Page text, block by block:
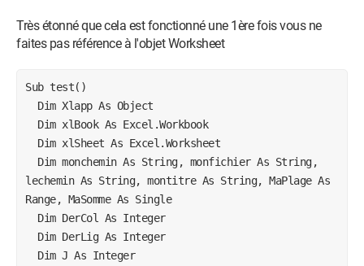
acSpreadsheetTypeExcel12Xml, "Vue_Statistiques",
lechemin, True
DoCmd.Close acForm, "F_STATS"
Set Xlapp = CreateObject("Excel.Application")
Xlapp.Visible = True
Set xlBook = Xlapp.Workbooks.Open(lechemin)
'Sheets("Vue_Statistiques").Select
'Range("A1").Select
'' Insertion Ligne & Fusion
Très étonné que cela est fonctionné une 1ère fois vous ne
faites pas référence à l'objet Worksheet
Sub test()
lechemin As String, montitre As String, MaPlage As
Range, MaSomme As Single